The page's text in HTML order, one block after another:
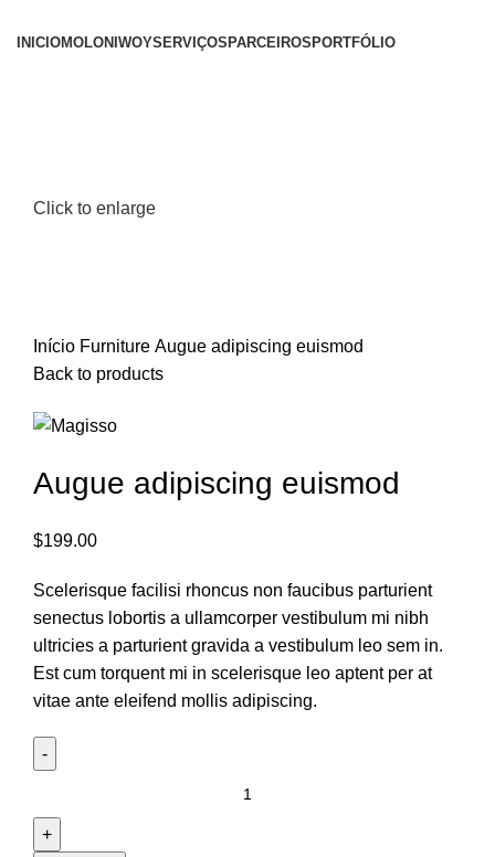
INICIOMOLONI WOYSERVIÇOS PARCEIROS PORTFÓLIO
Click to enlarge
Início Furniture Augue adipiscing euismod
Back to products
Augue adipiscing euismod
$199.00
Scelerisque facilisi rhoncus non faucibus parturient
senectus lobortis a ullamcorper vestibulum mi nibh
ultricies a parturient gravida a vestibulum leo sem in.
Est cum torquent mi in scelerisque leo aptent per at
vitae ante eleifend mollis adipiscing.